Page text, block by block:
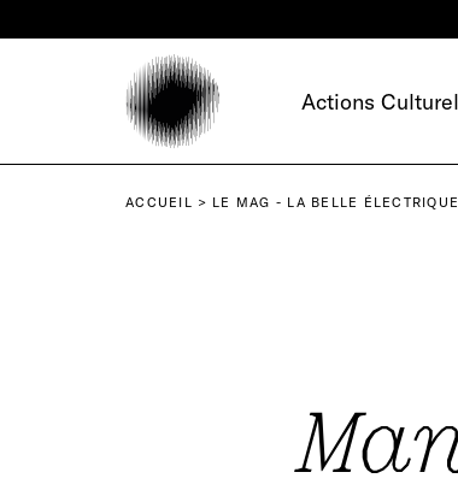
Actions
ACCUEIL LE MAG - LA BELLE ÉLECTRIQUE